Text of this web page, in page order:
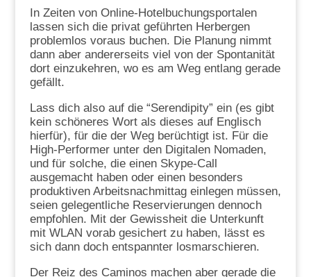
In Zeiten von Online-Hotelbuchungsportalen
lassen sich die privat geführten Herbergen
problemlos voraus buchen. Die Planung nimmt
dann aber andererseits viel von der Spontanität
dort einzukehren, wo es am Weg entlang gerade
gefällt.
Lass dich also auf die “Serendipity” ein (es gibt
kein schöneres Wort als dieses auf Englisch
hierfür), für die der Weg berüchtigt ist. Für die
High-Performer unter den Digitalen Nomaden,
und für solche, die einen Skype-Call
ausgemacht haben oder einen besonders
produktiven Arbeitsnachmittag einlegen müssen,
seien gelegentliche Reservierungen dennoch
empfohlen. Mit der Gewissheit die Unterkunft
mit WLAN vorab gesichert zu haben, lässt es
sich dann doch entspannter losmarschieren.
Der Reiz des Caminos machen aber gerade die